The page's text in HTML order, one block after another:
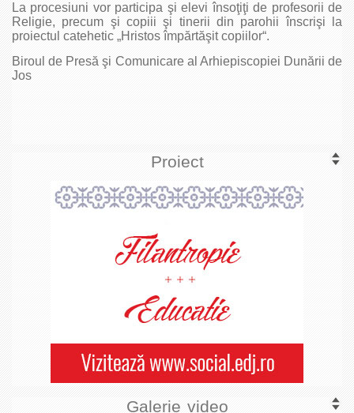
La procesiuni vor participa şi elevi însoţiţi de profesorii de
Religie, precum şi copiii şi tinerii din parohii înscrişi la
proiectul catehetic „Hristos împărtăşit copiilor“.
Biroul de Presă şi Comunicare al Arhiepiscopiei Dunării de
Jos
Proiect
Galerie video